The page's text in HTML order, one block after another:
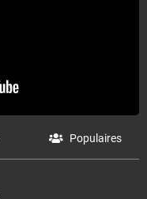
Populaires